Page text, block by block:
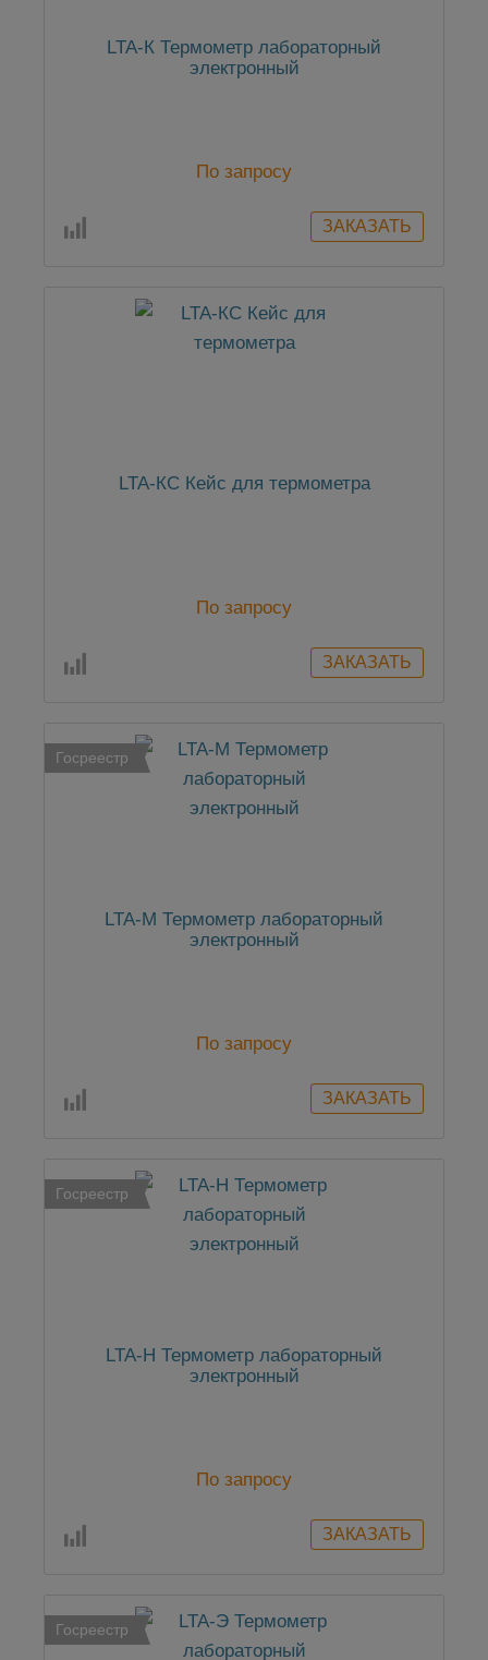
LTA-К Термометр лабораторный
электронный
По запросу
LTA-КС Кейс для термометрa
По запросу
Госреестр
LTA-М Термометр лабораторный
электронный
По запросу
Госреестр
LTA-Н Термометр лабораторный
электронный
По запросу
Госреестр